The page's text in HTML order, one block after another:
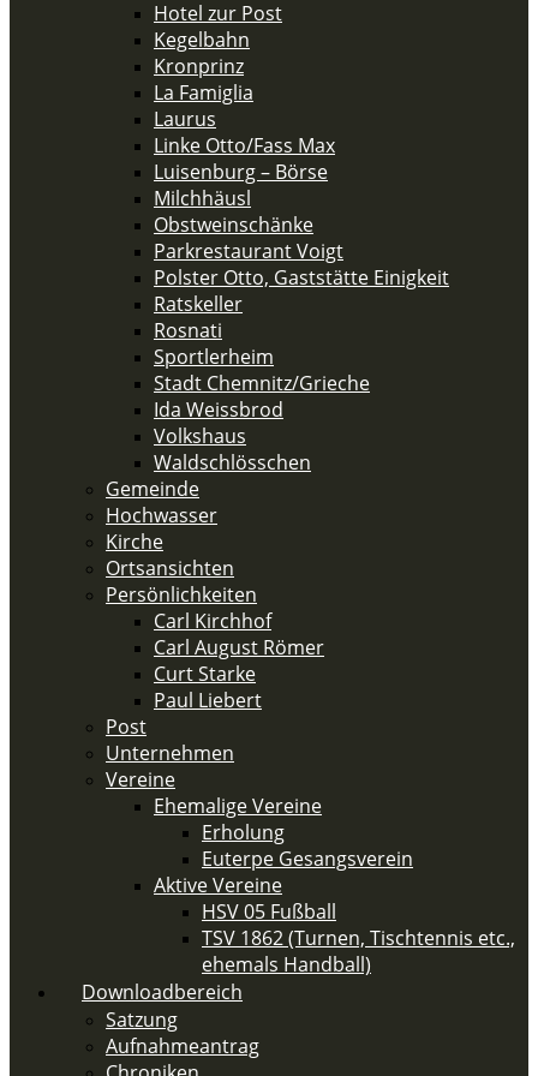
Hotel zur Post
Kegelbahn
Kronprinz
La Famiglia
Laurus
Linke Otto/Fass Max
Luisenburg – Börse
Milchhäusl
Obstweinschänke
Parkrestaurant Voigt
Polster Otto, Gaststätte Einigkeit
Ratskeller
Rosnati
Sportlerheim
Stadt Chemnitz/Grieche
Ida Weissbrod
Volkshaus
Waldschlösschen
Gemeinde
Hochwasser
Kirche
Ortsansichten
Persönlichkeiten
Carl Kirchhof
Carl August Römer
Curt Starke
Paul Liebert
Post
Unternehmen
Vereine
Ehemalige Vereine
Erholung
Euterpe Gesangsverein
Aktive Vereine
HSV 05 Fußball
TSV 1862 (Turnen, Tischtennis etc.,
ehemals Handball)
Downloadbereich
Satzung
Aufnahmeantrag